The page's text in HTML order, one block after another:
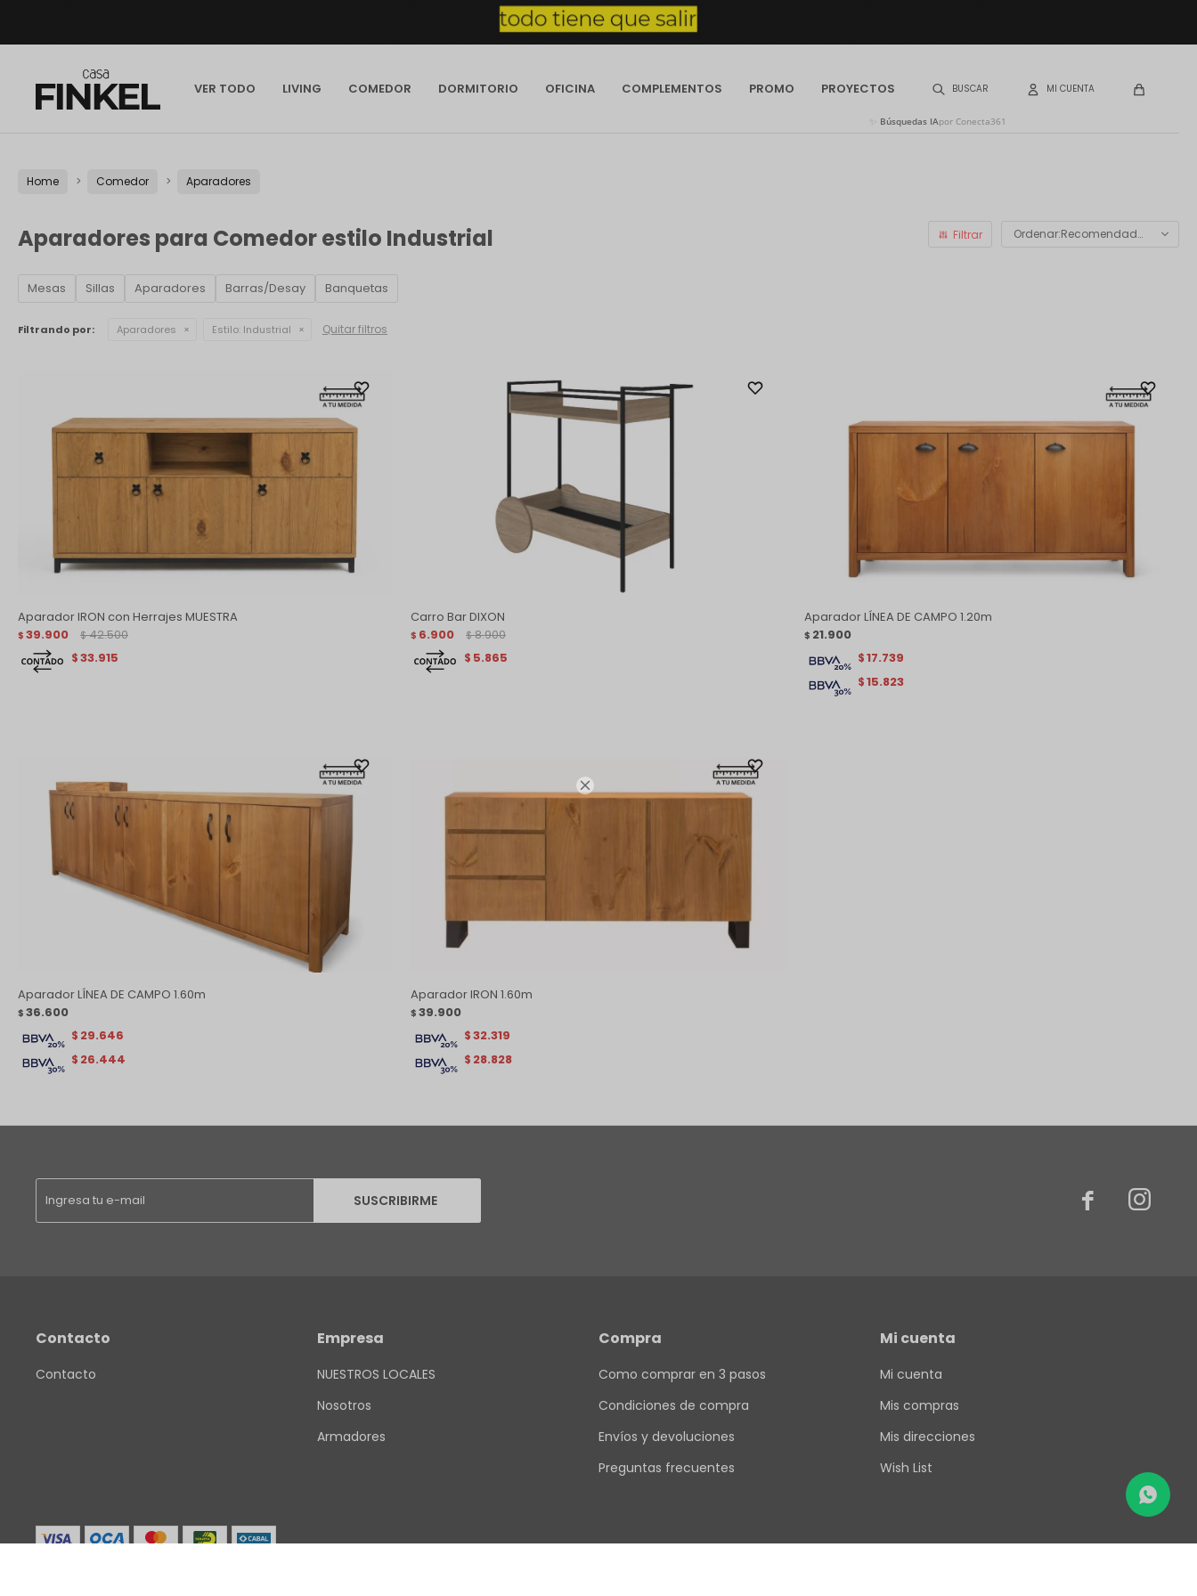

VER TODO LIVING COMEDOR DORMITORIO OFICINA COMPLEMENTOS PROMO PROYECTOS
Búsquedas IApor Conecta361
Home Comedor Aparadores
Aparadores para Comedor estilo Industrial Recomendados
Mesas Sillas Aparadores Barras/Desay Banquetas
Filtrando por: Aparadores Estilo: Industrial Quitar filtros
Aparador IRON con Herrajes MUESTRA
$ 39.900 $ 42.500
$33.915
Carro Bar DIXON
$ 6.900 $ 8.900
$ 5.865
Aparador LÍNEA DE CAMPO 1.20m
$ 21.900
$15.823
$17.739
Aparador LÍNEA DE CAMPO 1.60m
$ 36.600
$ 26.444
$ 29.646
Aparador IRON 1.60m
$ 39.900
$ 28.828
$ 32.319
SUSCRIBIRME  
Contacto
Contacto
Empresa
NUESTROS LOCALES
Nosotros
Armadores
Compra
Como comprar en 3 pasos
Condiciones de compra
Envíos y devoluciones
Preguntas frecuentes
Mi cuenta
Mi cuenta
Mis compras
Mis direcciones
Wish List